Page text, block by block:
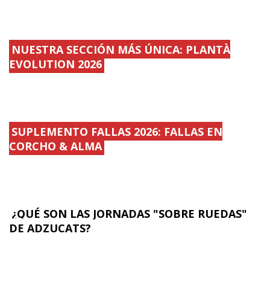
NUESTRA SECCIÓN MÁS ÚNICA: PLANTÀ
EVOLUTION 2026
SUPLEMENTO FALLAS 2026: FALLAS EN
CORCHO & ALMA
¿QUÉ SON LAS JORNADAS "SOBRE RUEDAS"
DE ADZUCATS?